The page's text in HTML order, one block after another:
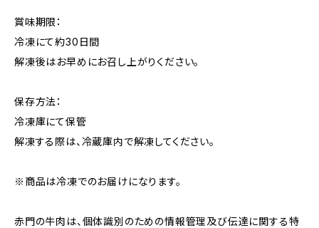
賞味期限：
冷凍にて約30日間
解凍後はお早めにお召し上がりください。
保存方法：
冷凍庫にて保管
解凍する際は、冷蔵庫内で解凍してください。
※商品は冷凍でのお届けになります。
赤門の牛肉は、個体識別のための情報管理及び伝達に関する特